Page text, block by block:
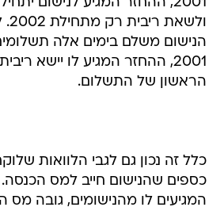
הנישום משלם בימים אלה
2001, ההחזר המגיע לו יישא
הראשון של התשלום.
כלל זה נכון גם לגבי הלוואות
כספים שהנישום חייב למס
המגיעים לו מהנישומים, גובה